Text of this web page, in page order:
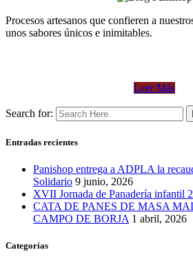
Procesos artesanos que confieren a
unos sabores únicos e inimitables.
Leer Más
Search for:
Entradas recientes
Panishop entrega a ADPLA la
Solidario 9 junio, 2026
XVII Jornada de Panadería infantil
CATA DE PANES DE MASA
CAMPO DE BORJA 1 abril, 2026
Categorías